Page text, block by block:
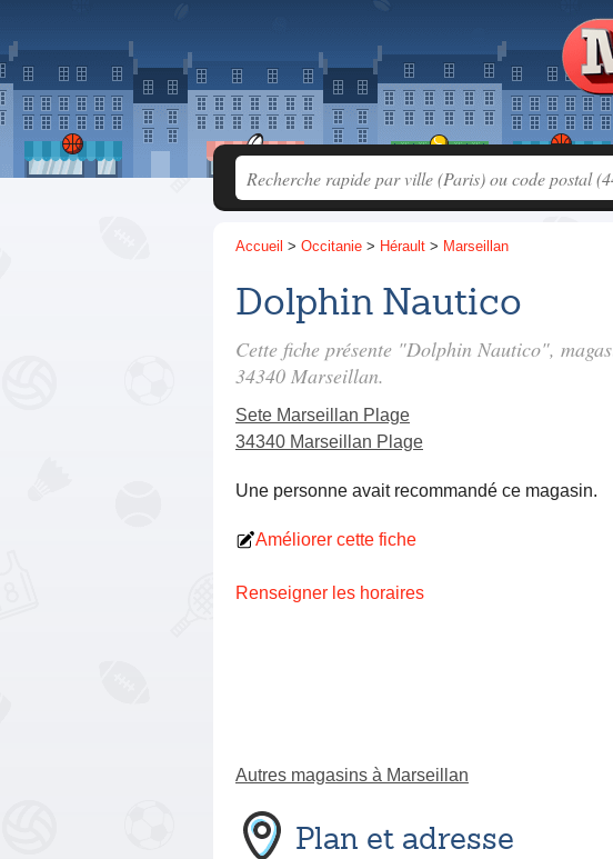
Accueil > Occitanie > Hérault > Marseillan
Dolphin Nautico
Cette fiche présente "Dolphin Nautico",
34340 Marseillan.
Sete Marseillan Plage
34340 Marseillan Plage
Une personne avait recommandé ce magasin.
Améliorer cette fiche
Renseigner les horaires
Autres magasins à Marseillan
Plan et adresse